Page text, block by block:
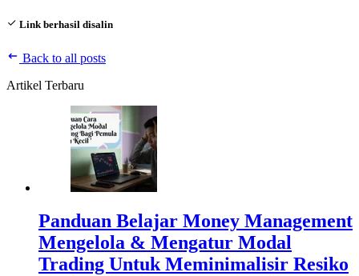
Link berhasil disalin
Back to all posts
Artikel Terbaru
Panduan Belajar Money Management
Mengelola & Mengatur Modal
Trading Untuk Meminimalisir Resiko